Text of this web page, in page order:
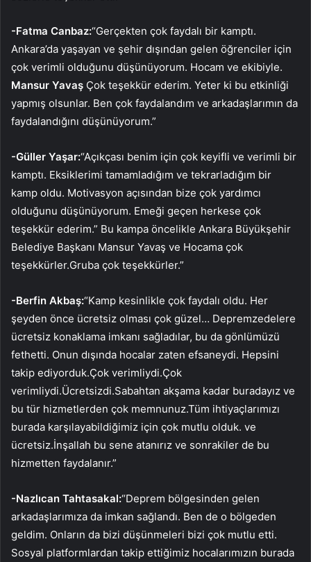
-Fatma Canbaz:“Gerçekten çok faydalı bir kamptı.
Ankara’da yaşayan ve şehir dışından gelen öğrenciler için
çok verimli olduğunu düşünüyorum. Hocam ve ekibiyle.
Mansur Yavaş Çok teşekkür ederim. Yeter ki bu etkinliği
yapmış olsunlar. Ben çok faydalandım ve arkadaşlarımın da
faydalandığını düşünüyorum.”
-Güller Yaşar:“Açıkçası benim için çok keyifli ve verimli bir
kamptı. Eksiklerimi tamamladığım ve tekrarladığım bir
kamp oldu. Motivasyon açısından bize çok yardımcı
olduğunu düşünüyorum. Emeği geçen herkese çok
teşekkür ederim.” Bu kampa öncelikle Ankara Büyükşehir
Belediye Başkanı Mansur Yavaş ve Hocama çok
teşekkürler.Gruba çok teşekkürler.”
-Berfin Akbaş:“Kamp kesinlikle çok faydalı oldu. Her
şeyden önce ücretsiz olması çok güzel… Depremzedelere
ücretsiz konaklama imkanı sağladılar, bu da gönlümüzü
fethetti. Onun dışında hocalar zaten efsaneydi. Hepsini
takip ediyorduk.Çok verimliydi.Çok
verimliydi.Ücretsizdi.Sabahtan akşama kadar buradayız ve
bu tür hizmetlerden çok memnunuz.Tüm ihtiyaçlarımızı
burada karşılayabildiğimiz için çok mutlu olduk. ve
ücretsiz.İnşallah bu sene atanırız ve sonrakiler de bu
hizmetten faydalanır.”
-Nazlıcan Tahtasakal:“Deprem bölgesinden gelen
arkadaşlarımıza da imkan sağlandı. Ben de o bölgeden
geldim. Onların da bizi düşünmeleri bizi çok mutlu etti.
Sosyal platformlardan takip ettiğimiz hocalarımızın burada